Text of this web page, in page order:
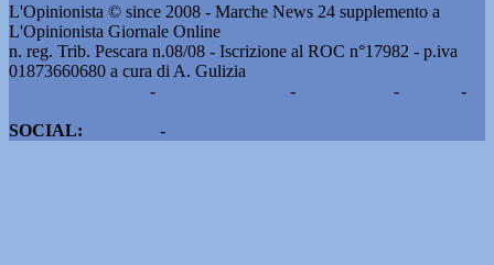
L'Opinionista © since 2008 - Marche News 24 supplemento a
L'Opinionista Giornale Online
n. reg. Trib. Pescara n.08/08 - Iscrizione al ROC n°17982 - p.iva
01873660680 a cura di A. Gulizia
- - -
-
SOCIAL:
-